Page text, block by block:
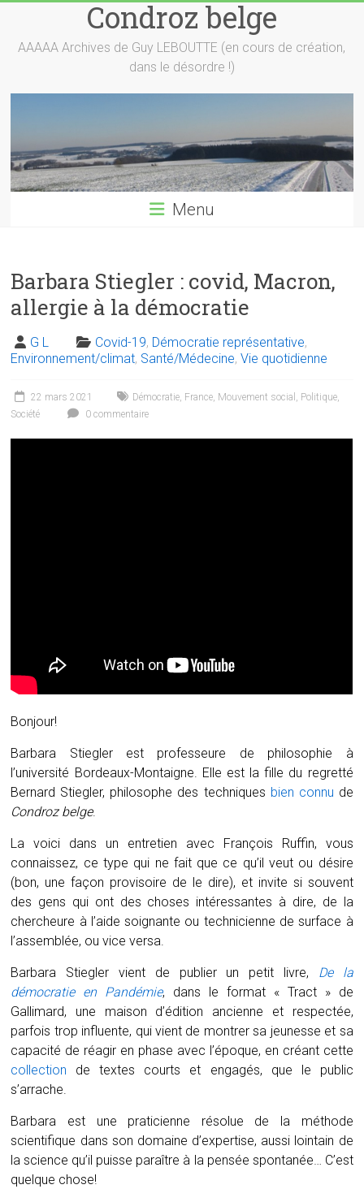
content
Condroz belge
AAAAA Archives de Guy LEBOUTTE (en cours de création,
dans le désordre !)
Menu
Barbara Stiegler : covid, Macron,
allergie à la démocratie
G L Covid-19, Démocratie représentative,
Environnement/climat, Santé/Médecine,Vie quotidienne
22 mars 2021 Démocratie, France, Mouvement social , Politique,
Société
0 commentaire
Bonjour!
Barbara Stiegler est professeure de philosophie à
l’université Bordeaux-Montaigne. Elle est la fille du regretté
Bernard Stiegler, philosophe des techniques bien connu de
Condroz belge.
La voici dans un entretien avec François Ruffin, vous
connaissez, ce type qui ne fait que ce qu’il veut ou désire
(bon, une façon provisoire de le dire), et invite si souvent
des gens qui ont des choses intéressantes à dire, de la
chercheure à l’aide soignante ou technicienne de surface à
l’assemblée, ou vice versa.
Barbara Stiegler vient de publier un petit livre, De la
démocratie en Pandémie, dans le format « Tract » de
Gallimard, une maison d’édition ancienne et respectée,
parfois trop influente, qui vient de montrer sa jeunesse et sa
capacité de réagir en phase avec l’époque, en créant cette
collection de textes courts et engagés, que le public
s’arrache.
Barbara est une praticienne résolue de la méthode
scientifique dans son domaine d’expertise, aussi lointain de
la science qu’il puisse paraître à la pensée spontanée… C’est
quelque chose!